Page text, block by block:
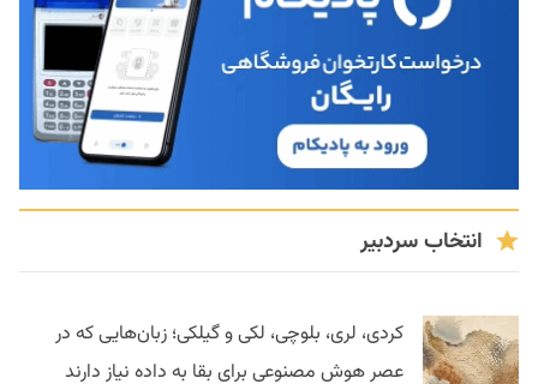
انتخاب سردبیر
کردی، لری، بلوچی، لکی و گیلکی؛ زبان‌هایی که در
عصر هوش مصنوعی برای بقا به داده نیاز دارند